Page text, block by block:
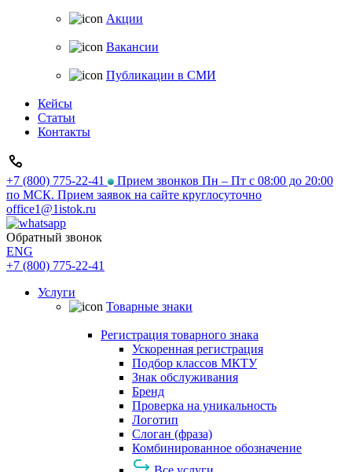
Акции
Вакансии
Публикации в СМИ
Кейсы
Статьи
Контакты
+7 (800) 775-22-41
Прием звонков Пн – Пт с 08:00 до 20:00
по МСК. Прием заявок на сайте круглосуточно
office1@1istok.ru
Обратный звонок
ENG
+7 (800) 775-22-41
Услуги
Товарные знаки
Регистрация товарного знака
Ускоренная регистрация
Подбор классов МКТУ
Знак обслуживания
Бренд
Проверка на уникальность
Логотип
Слоган (фраза)
Комбинированное обозначение